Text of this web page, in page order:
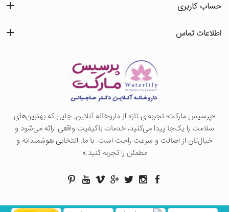
«پرسيس ماركت؛ تجربه‌ای تازه از داروخانه آنلاین. جایی که بهترین‌های
سلامت را یک‌جا پیدا می‌کنید، خدمات باکیفیت واقعی ارائه می‌شود و
خیال‌تان از اصالت و سرعت راحت است. با ما، انتخابی هوشمندانه و
مطمئن را تجربه کنید.»
حساب کاربری
اطلاعات تماس